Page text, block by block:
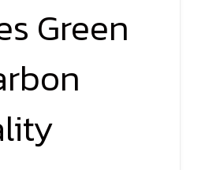
Green